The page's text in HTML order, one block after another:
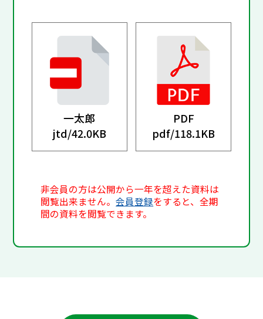
一太郎
jtd/42.0KB
PDF
pdf/118.1KB
非会員の方は公開から一年を超えた資料は
閲覧出来ません。会員登録をすると、全期
間の資料を閲覧できます。